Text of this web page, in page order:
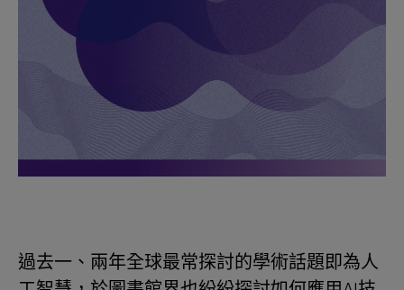
過去一、兩年全球最常探討的學術話題即為人